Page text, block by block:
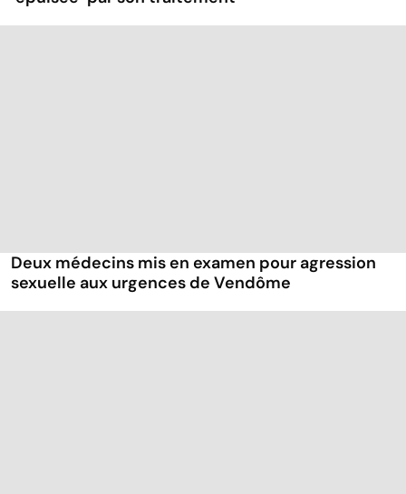
Deux médecins mis en examen pour agression
sexuelle aux urgences de Vendôme